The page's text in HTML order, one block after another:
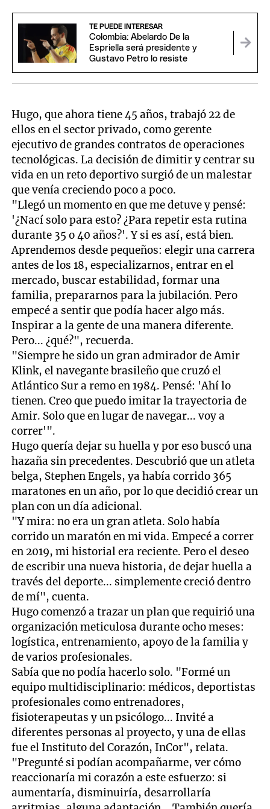
TE PUEDE INTERESAR
Colombia: Abelardo De la
Espriella será presidente y
Gustavo Petro lo resiste
Hugo, que ahora tiene 45 años, trabajó 22 de
ellos en el sector privado, como gerente
ejecutivo de grandes contratos de operaciones
tecnológicas. La decisión de dimitir y centrar su
vida en un reto deportivo surgió de un malestar
que venía creciendo poco a poco.
"Llegó un momento en que me detuve y pensé:
'¿Nací solo para esto? ¿Para repetir esta rutina
durante 35 o 40 años?'. Y si es así, está bien.
Aprendemos desde pequeños: elegir una carrera
antes de los 18, especializarnos, entrar en el
mercado, buscar estabilidad, formar una
familia, prepararnos para la jubilación. Pero
empecé a sentir que podía hacer algo más.
Inspirar a la gente de una manera diferente.
Pero... ¿qué?", recuerda.
"Siempre he sido un gran admirador de Amir
Klink, el navegante brasileño que cruzó el
Atlántico Sur a remo en 1984. Pensé: 'Ahí lo
tienen. Creo que puedo imitar la trayectoria de
Amir. Solo que en lugar de navegar... voy a
correr'".
Hugo quería dejar su huella y por eso buscó una
hazaña sin precedentes. Descubrió que un atleta
belga, Stephen Engels, ya había corrido 365
maratones en un año, por lo que decidió crear un
plan con un día adicional.
"Y mira: no era un gran atleta. Solo había
corrido un maratón en mi vida. Empecé a correr
en 2019, mi historial era reciente. Pero el deseo
de escribir una nueva historia, de dejar huella a
través del deporte... simplemente creció dentro
de mí", cuenta.
Hugo comenzó a trazar un plan que requirió una
organización meticulosa durante ocho meses:
logística, entrenamiento, apoyo de la familia y
de varios profesionales.
Sabía que no podía hacerlo solo. "Formé un
equipo multidisciplinario: médicos, deportistas
profesionales como entrenadores,
fisioterapeutas y un psicólogo... Invité a
diferentes personas al proyecto, y una de ellas
fue el Instituto del Corazón, InCor", relata.
"Pregunté si podían acompañarme, ver cómo
reaccionaría mi corazón a este esfuerzo: si
aumentaría, disminuiría, desarrollaría